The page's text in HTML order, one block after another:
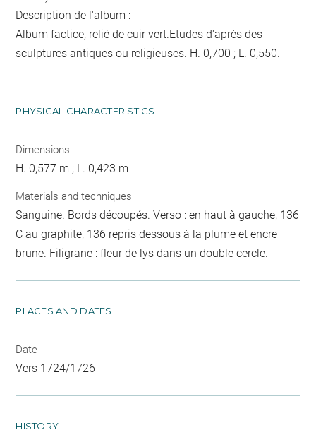
Description de l'album :
Album factice, relié de cuir vert.Etudes d'après des
sculptures antiques ou religieuses. H. 0,700 ; L. 0,550.
PHYSICAL CHARACTERISTICS
Dimensions
H. 0,577 m ; L. 0,423 m
Materials and techniques
Sanguine. Bords découpés. Verso : en haut à gauche, 136
C au graphite, 136 repris dessous à la plume et encre
brune. Filigrane : fleur de lys dans un double cercle.
PLACES AND DATES
Date
Vers 1724/1726
HISTORY